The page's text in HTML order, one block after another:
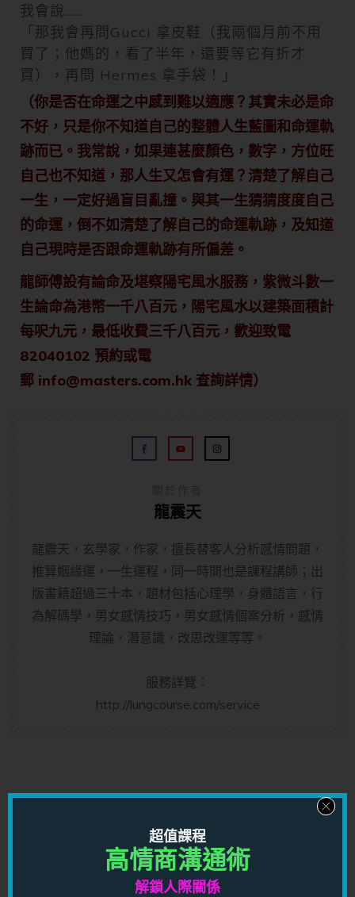
我會說……
「那我會再問Gucci 拿皮鞋（我兩個月前不用
買了；他媽的，看了半年，還要等它有折才
買），再問 Hermes 拿手袋！」
（你是否在命運之中感到難以適應？其實未必是命
不好，只是你不知道自己的整體人生藍圖和命運軌
跡而已。我常說，如果連甚麼顏色，數字，方位旺
自己也不知道，那人生又怎會有運？清楚了解自己
一生，一定好過盲目亂撞。與其一生猜猜度度自己
的命運，倒不如清楚了解自己的命運軌跡，及知道
自己現時是否跟命運軌跡有所偏差。
龍師傅設有論命及堪察陽宅風水服務，紫微斗數一
生論命為港幣一千八百元，陽宅風水以建築面積計
每呎九元，最低收費三千八百元，歡迎致電
82040102 預約或電
郵 info@masters.com.hk 查詢詳情）
龍震天
龍震天，玄學家，作家，擅長替客人分析感情問題，
推算姻緣運，一生運程，同一時間也是課程講師；出
版書籍超過三十本，題材包括心理學，身體語言，行
為解碼學，男女感情技巧，男女感情個案分析，感情
理論，潛意識，改思改運等等。
服務詳覽：
http://lungcourse.com/service
超值課程
高情商溝通術
解鎖人際關係